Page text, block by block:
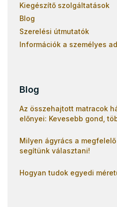
Kiegészítő szolgáltatások
Blog
Szerelési útmutatók
Információk a személyes
Blog
Az összehajtott matracok
előnyei: Kevesebb gond,
Milyen ágyrács a
segítünk választani!
Hogyan tudok egyedi